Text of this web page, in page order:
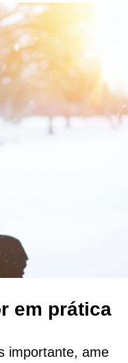
em prática
importante, ame